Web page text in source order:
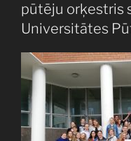
pūtēju orķestris
Universitātes